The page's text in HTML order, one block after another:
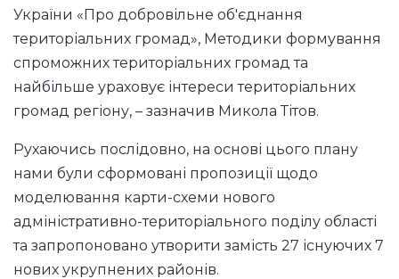
України «Про добровільне об'єднання
територіальних громад», Методики формування
спроможних територіальних громад та
найбільше ураховує інтереси територіальних
громад регіону, – зазначив Микола Тітов.
Рухаючись послідовно, на основі цього плану
нами були сформовані пропозиції щодо
моделювання карти-схеми нового
адміністративно-територіального поділу області
та запропоновано утворити замість 27 існуючих 7
нових укрупнених районів.